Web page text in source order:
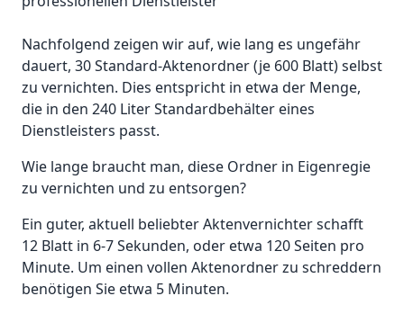
Nachfolgend zeigen wir auf, wie lang es ungefähr
dauert, 30 Standard-Aktenordner (je 600 Blatt) selbst
zu vernichten. Dies entspricht in etwa der Menge,
die in den 240 Liter Standardbehälter eines
Dienstleisters passt.
Wie lange braucht man, diese Ordner in Eigenregie
zu vernichten und zu entsorgen?
Ein guter, aktuell beliebter Aktenvernichter schafft
12 Blatt in 6-7 Sekunden, oder etwa 120 Seiten pro
Minute. Um einen vollen Aktenordner zu schreddern
benötigen Sie etwa 5 Minuten.